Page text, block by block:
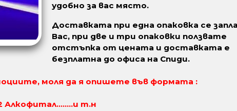
удобно за вас място.
Доставката при една опаковка се
Вас, при две и три опаковки ползвате
отстъпка от цената и доставката е
безплатна до офиса на Спиди.
моля да я опишете във формата :
Алкофитал........и т.н